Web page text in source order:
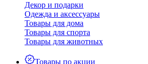
Декор и подарки
Одежда и аксессуары
Товары для дома
Товары для спорта
Товары для животных
Товары по акции